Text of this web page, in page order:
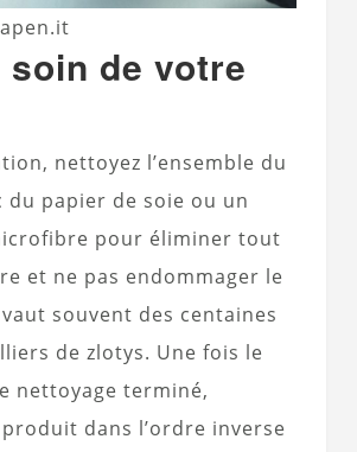
soin de votre
nettoyez l’ensemble du
du papier de soie ou un
pour éliminer tout
et ne pas endommager le
souvent des centaines
de zlotys. Une fois le
nettoyage terminé,
dans l’ordre inverse